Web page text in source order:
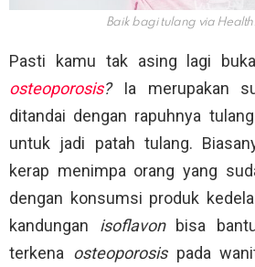
Baik bagi tulang via
Pasti kamu tak asing lagi
osteoporosis?
Ia merupakan
ditandai dengan rapuhnya
untuk jadi patah tulang.
kerap menimpa orang yang
dengan konsumsi produk
kandungan isoflavon bisa
terkena osteoporosis pada